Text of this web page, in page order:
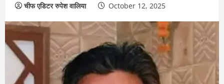
चीफ एडिटर रुपेश वालिया October 12, 2025